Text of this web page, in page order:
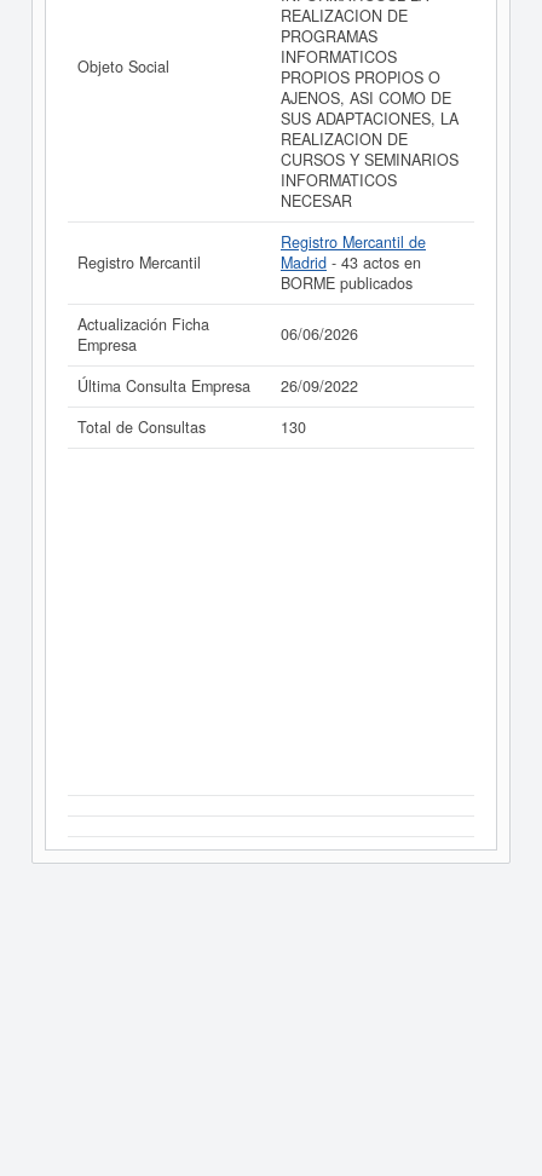
Objeto Social
REALIZACION DE
PROGRAMAS
INFORMATICOS
PROPIOS PROPIOS O
AJENOS, ASI COMO DE
SUS ADAPTACIONES, LA
REALIZACION DE
CURSOS Y SEMINARIOS
INFORMATICOS
NECESAR
Registro Mercantil
Registro Mercantil de
Madrid - 43 actos en
BORME publicados
Actualización Ficha
Empresa
06/06/2026
Última Consulta Empresa
26/09/2022
Total de Consultas
130